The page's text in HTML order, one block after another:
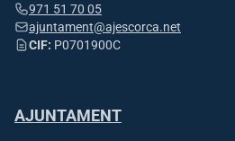
971 51 70 05
ajuntament@ajescorca.net
CIF: P0701900C
AJUNTAMENT